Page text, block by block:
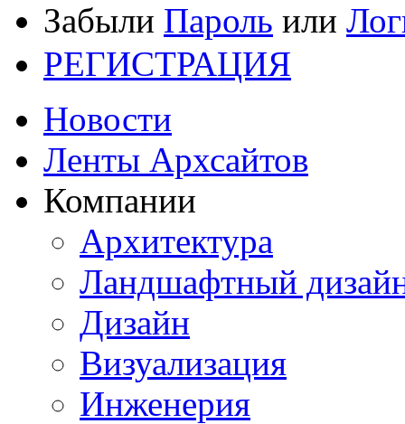
Забыли Пароль или
РЕГИСТРАЦИЯ
Новости
Ленты Архсайтов
Компании
Архитектура
Ландшафтный
Дизайн
Визуализация
Инженерия